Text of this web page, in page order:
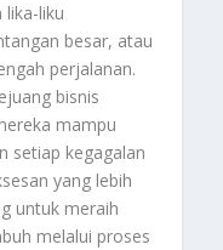
lika-liku
besar, atau
perjalanan.
bisnis
mampu
setiap kegagalan
yang lebih
untuk meraih
melalui proses